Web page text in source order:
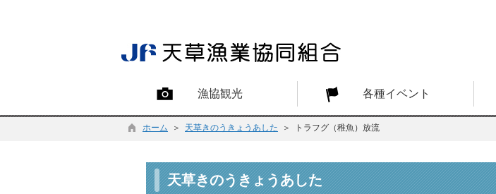
漁協観光 各種イベント
ホーム ＞ 天草きのうきょうあした ＞ トラフグ（稚魚）放流
天草きのうきょうあした